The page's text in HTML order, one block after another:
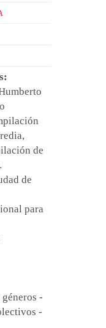
,
de
.
de
para
-
-